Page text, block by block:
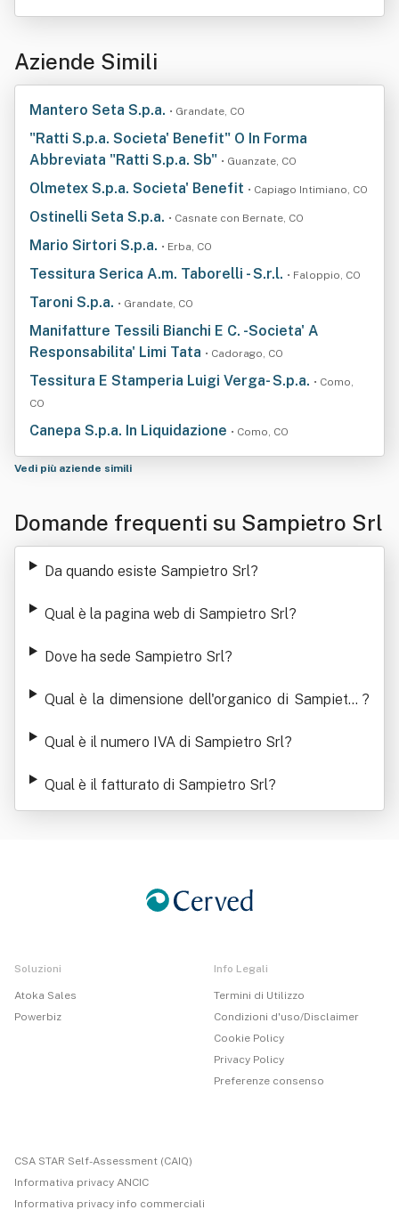
Aziende Simili
Mantero Seta S.p.a. • Grandate, CO
"Ratti S.p.a. Societa' Benefit" O In Forma
Abbreviata "Ratti S.p.a. Sb" • Guanzate, CO
Olmetex S.p.a. Societa' Benefit • Capiago Intimiano, CO
Ostinelli Seta S.p.a. • Casnate con Bernate, CO
Mario Sirtori S.p.a. • Erba, CO
Tessitura Serica A.m. Taborelli - S.r.l. • Faloppio, CO
Taroni S.p.a. • Grandate, CO
Manifatture Tessili Bianchi E C. -Societa' A
Responsabilita' Limi Tata • Cadorago, CO
Tessitura E Stamperia Luigi Verga- S.p.a. • Como,
CO
Canepa S.p.a. In Liquidazione • Como, CO
Vedi più aziende simili
Domande frequenti su Sampietro Srl
Da quando esiste Sampietro Srl?
Qual è la pagina web di Sampietro Srl?
Dove ha sede Sampietro Srl?
Qual è la dimensione dell'organico di Sampietro ?
Qual è il numero IVA di Sampietro Srl?
Qual è il fatturato di Sampietro Srl?
Soluzioni
Atoka Sales
Powerbiz
Info Legali
Termini di Utilizzo
Condizioni d'uso/Disclaimer
Cookie Policy
Privacy Policy
Preferenze consenso
CSA STAR Self-Assessment (CAIQ)
Informativa privacy ANCIC
Informativa privacy info commerciali